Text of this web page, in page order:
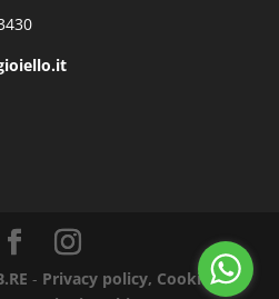
- Privacy policy, Cookie